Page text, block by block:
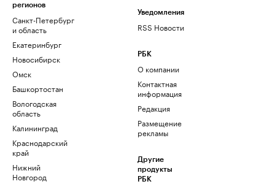
регионов
Санкт-Петербург
и область
Екатеринбург
Новосибирск
Омск
Башкортостан
Вологодская
область
Калининград
Краснодарский
край
Нижний
Новгород
Уведомления
RSS Новости
РБК
О компании
Контактная
информация
Редакция
Размещение
рекламы
Другие
продукты
РБК